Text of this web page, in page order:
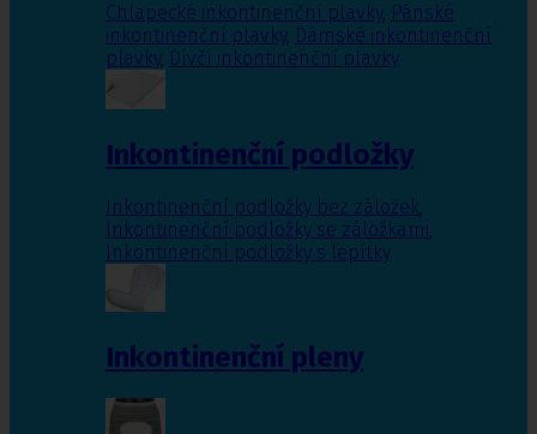
Chlapecké inkontinenční plavky, Pánské
inkontinenční plavky, Dámské inkontinenční
plavky, Dívčí inkontinenční plavky
Inkontinenční podložky
Inkontinenční podložky bez záložek,
Inkontinenční podložky se záložkami,
Inkontinenční podložky s lepítky
Inkontinenční pleny